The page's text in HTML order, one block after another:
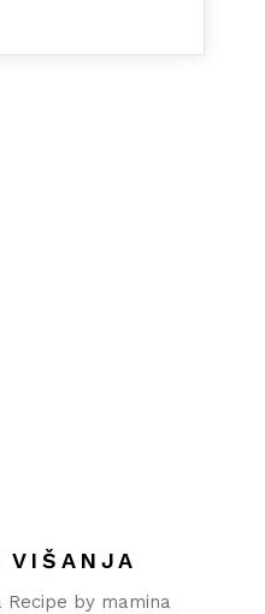
VIŠANJA
by mamina